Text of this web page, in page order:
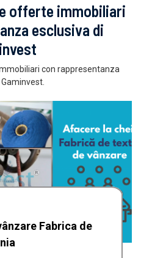
offerte immobiliari
esclusiva di
con rappresentanza
Fabrica de